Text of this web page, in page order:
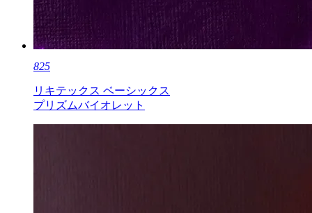
825
リキテックス ベーシックス
プリズムバイオレット